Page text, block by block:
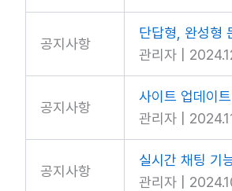
공지사항
단답형, 완성형
관리자
공지사항
사이트 업데이
관리자
공지사항
실시간 채팅 기
관리자